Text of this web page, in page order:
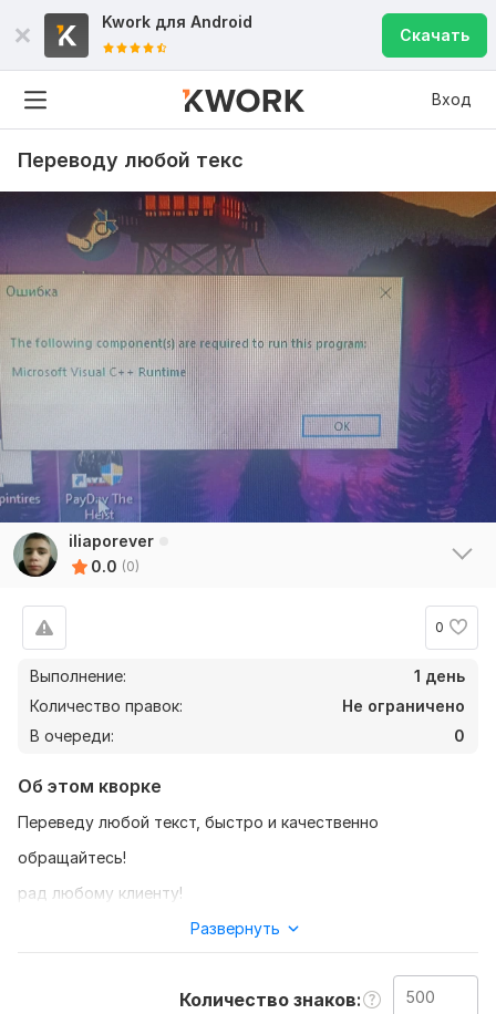
Kwork для Android
Скачать
Вход
Переводу любой текс
iliaporever
0.0 (0)
0
Выполнение:
1 день
Количество правок:
Не ограничено
В очереди:
0
Об этом кворке
Переведу любой текст, быстро и качественно
обращайтесь!
рад любому клиенту!
Переведу текст быстро и качественно
Развернуть
Количество знаков